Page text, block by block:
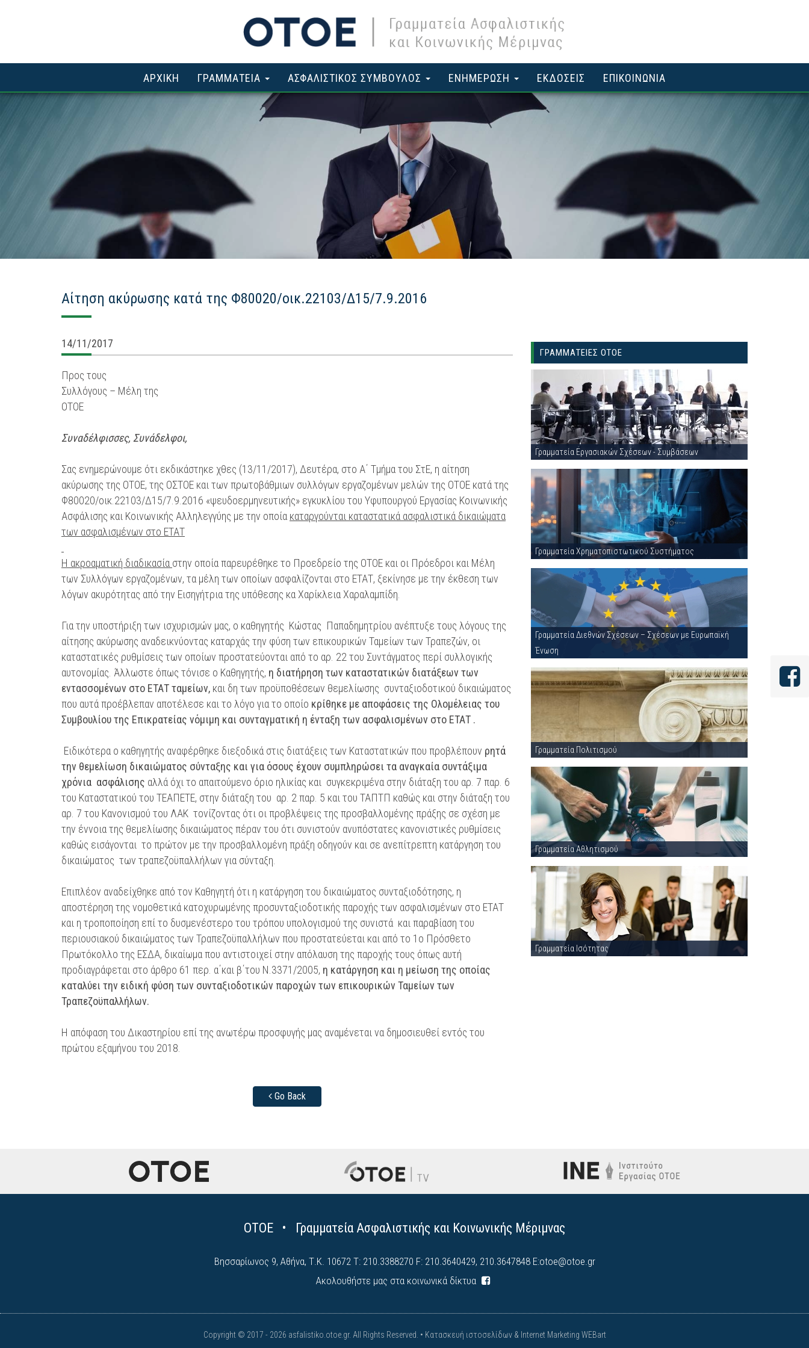
ΑΡΧΙΚΗ ΓΡΑΜΜΑΤΕΙΑ ΑΣΦΑΛΙΣΤΙΚΟΣ ΣΥΜΒΟΥΛΟΣ ΕΝΗΜΕΡΩΣΗ ΕΚΔΟΣΕΙΣ ΕΠΙΚΟΙΝΩΝΙΑ
Αίτηση ακύρωσης κατά της Φ80020/οικ.22103/Δ15/7.9.2016
14/11/2017
Προς τους
Συλλόγους – Μέλη της
ΟΤΟΕ
Συναδέλφισσες, Συνάδελφοι,
Σας ενημερώνουμε ότι εκδικάστηκε χθες (13/11/2017), Δευτέρα, στο Α΄ Τμήμα του ΣτΕ, η αίτηση
ακύρωσης της ΟΤΟΕ, της ΟΣΤΟΕ και των πρωτοβάθμιων συλλόγων εργαζομένων μελών της ΟΤΟΕ κατά της
Φ80020/οικ.22103/Δ15/7.9.2016 «ψευδοερμηνευτικής» εγκυκλίου του Υφυπουργού Εργασίας Κοινωνικής
Ασφάλισης και Κοινωνικής Αλληλεγγύης με την οποία καταργούνται καταστατικά ασφαλιστικά δικαιώματα
των ασφαλισμένων στο ΕΤΑΤ
Η ακροαματική διαδικασία στην οποία παρευρέθηκε το Προεδρείο της ΟΤΟΕ και οι Πρόεδροι και Μέλη
των Συλλόγων εργαζομένων, τα μέλη των οποίων ασφαλίζονται στο ΕΤΑΤ, ξεκίνησε με την έκθεση των
λόγων ακυρότητας από την Εισηγήτρια της υπόθεσης κα Χαρίκλεια Χαραλαμπίδη.
Για την υποστήριξη των ισχυρισμών μας, ο καθηγητής Κώστας Παπαδημητρίου ανέπτυξε τους λόγους της
αίτησης ακύρωσης αναδεικνύοντας καταρχάς την φύση των επικουρικών Ταμείων των Τραπεζών, οι
καταστατικές ρυθμίσεις των οποίων προστατεύονται από το αρ. 22 του Συντάγματος περί συλλογικής
αυτονομίας. Άλλωστε όπως τόνισε ο Καθηγητής, η διατήρηση των καταστατικών διατάξεων των
εντασσομένων στο ΕΤΑΤ ταμείων, και δη των προϋποθέσεων θεμελίωσης συνταξιοδοτικού δικαιώματος
που αυτά προέβλεπαν αποτέλεσε και το λόγο για το οποίο κρίθηκε με αποφάσεις της Ολομέλειας του
Συμβουλίου της Επικρατείας νόμιμη και συνταγματική η ένταξη των ασφαλισμένων στο ΕΤΑΤ .
Ειδικότερα ο καθηγητής αναφέρθηκε διεξοδικά στις διατάξεις των Καταστατικών που προβλέπουν ρητά
την θεμελίωση δικαιώματος σύνταξης και για όσους έχουν συμπληρώσει τα αναγκαία συντάξιμα
χρόνια ασφάλισης αλλά όχι το απαιτούμενο όριο ηλικίας και συγκεκριμένα στην διάταξη του αρ. 7 παρ. 6
του Καταστατικού του ΤΕΑΠΕΤΕ, στην διάταξη του αρ. 2 παρ. 5 και του ΤΑΠΤΠ καθώς και στην διάταξη του
αρ. 7 του Κανονισμού του ΛΑΚ τονίζοντας ότι οι προβλέψεις της προσβαλλομένης πράξης σε σχέση με
την έννοια της θεμελίωσης δικαιώματος πέραν του ότι συνιστούν ανυπόστατες κανονιστικές ρυθμίσεις
καθώς εισάγονται το πρώτον με την προσβαλλομένη πράξη οδηγούν και σε ανεπίτρεπτη κατάργηση του
δικαιώματος των τραπεζοϋπαλλήλων για σύνταξη.
Επιπλέον αναδείχθηκε από τον Καθηγητή ότι η κατάργηση του δικαιώματος συνταξιοδότησης, η
αποστέρηση της νομοθετικά κατοχυρωμένης προσυνταξιοδοτικής παροχής των ασφαλισμένων στο ΕΤΑΤ
και η τροποποίηση επί το δυσμενέστερο του τρόπου υπολογισμού της συνιστά και παραβίαση του
περιουσιακού δικαιώματος των Τραπεζοϋπαλλήλων που προστατεύεται και από το 1ο Πρόσθετο
Πρωτόκολλο της ΕΣΔΑ, δικαίωμα που αντιστοιχεί στην απόλαυση της παροχής τους όπως αυτή
προδιαγράφεται στο άρθρο 61 περ. α΄και β΄του Ν.3371/2005, η κατάργηση και η μείωση της οποίας
καταλύει την ειδική φύση των συνταξιοδοτικών παροχών των επικουρικών Ταμείων των
Τραπεζοϋπαλλήλων.
Η απόφαση του Δικαστηρίου επί της ανωτέρω προσφυγής μας αναμένεται να δημοσιευθεί εντός του
πρώτου εξαμήνου του 2018.
Go Back
ΓΡΑΜΜΑΤΕΙΕΣ ΟΤΟΕ
Γραμματεία Εργασιακών Σχέσεων - Συμβάσεων
Γραμματεία Χρηματοπιστωτικού Συστήματος
Γραμματεία Διεθνών Σχέσεων – Σχέσεων με Ευρωπαϊκή
Ένωση
Γραμματεία Πολιτισμού
Γραμματεία Αθλητισμού
Γραμματεία Ισότητας
ΟΤΟΕ • Γραμματεία Ασφαλιστικής και Κοινωνικής Μέριμνας
Βησσαρίωνος 9, Αθήνα, Τ.Κ. 10672 Τ: 210.3388270 F: 210.3640429, 210.3647848 E:otoe@otoe.gr
Ακολουθήστε μας στα κοινωνικά δίκτυα
Copyright © 2017 - 2026 asfalistiko.otoe.gr. All Rights Reserved. • Κατασκευή ιστοσελίδων & Internet Marketing WEBart